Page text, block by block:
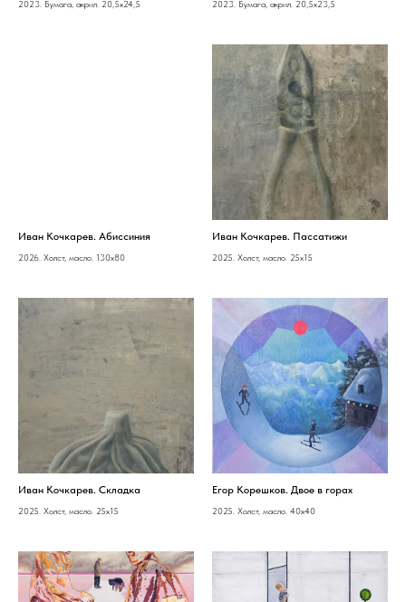
2023. Бумага, акрил. 20,5х24,5 2023. Бумага, акрил. 20,5х23,5
Иван Кочкарев. Абиссиния
2026. Холст, масло. 130х80
Иван Кочкарев. Пассатижи
2025. Холст, масло. 25х15
Иван Кочкарев. Складка
2025. Холст, масло. 25х15
Егор Корешков. Двое в горах
2025. Холст, масло. 40х40